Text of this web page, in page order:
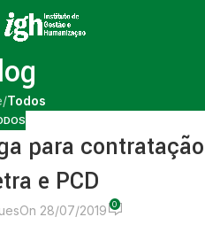
/Todos
para contratação
e PCD
On 28/07/2019 0